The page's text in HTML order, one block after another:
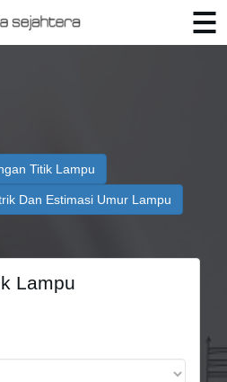
Titik Lampu
Dan Estimasi Umur Lampu
Lampu